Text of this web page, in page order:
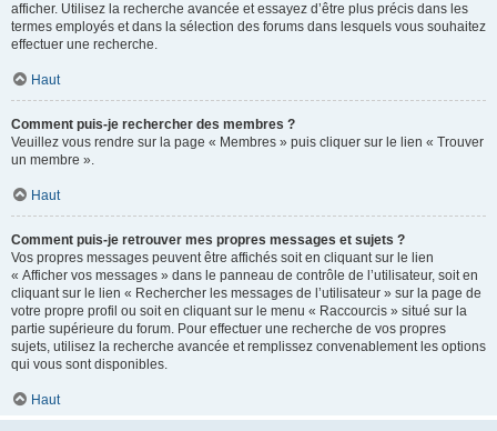
afficher. Utilisez la recherche avancée et essayez d’être plus précis dans les
termes employés et dans la sélection des forums dans lesquels vous souhaitez
effectuer une recherche.
Haut
Comment puis-je rechercher des membres ?
Veuillez vous rendre sur la page « Membres » puis cliquer sur le lien « Trouver
un membre ».
Haut
Comment puis-je retrouver mes propres messages et sujets ?
Vos propres messages peuvent être affichés soit en cliquant sur le lien
« Afficher vos messages » dans le panneau de contrôle de l’utilisateur, soit en
cliquant sur le lien « Rechercher les messages de l’utilisateur » sur la page de
votre propre profil ou soit en cliquant sur le menu « Raccourcis » situé sur la
partie supérieure du forum. Pour effectuer une recherche de vos propres
sujets, utilisez la recherche avancée et remplissez convenablement les options
qui vous sont disponibles.
Haut